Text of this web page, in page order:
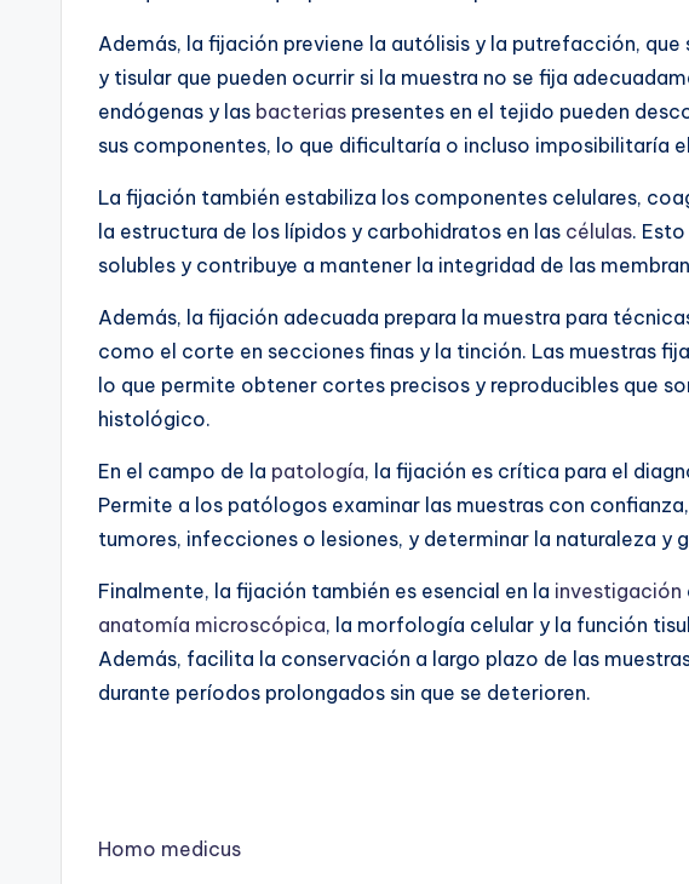
Además, la fijación previene la autólisis y la putrefacción,
y tisular que pueden ocurrir si la muestra no se fija
endógenas y las bacterias presentes en el tejido pueden
sus componentes, lo que dificultaría o incluso imposibilitaría
La fijación también estabiliza los componentes celulares,
la estructura de los lípidos y carbohidratos en las células.
solubles y contribuye a mantener la integridad de las
Además, la fijación adecuada prepara la muestra para
como el corte en secciones finas y la tinción. Las muestras
lo que permite obtener cortes precisos y reproducibles que
histológico.
En el campo de la patología, la fijación es crítica para el
Permite a los patólogos examinar las muestras con
tumores, infecciones o lesiones, y determinar la naturaleza y
Finalmente, la fijación también es esencial en la investigación
anatomía microscópica, la morfología celular y la función
Además, facilita la conservación a largo plazo de las
durante períodos prolongados sin que se deterioren.
Homo medicus